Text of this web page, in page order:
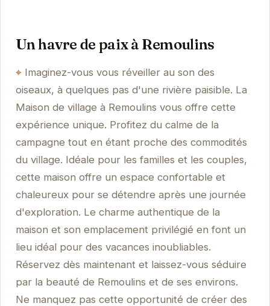
Un havre de paix à Remoulins
Imaginez-vous vous réveiller au son des
oiseaux, à quelques pas d'une rivière paisible. La
Maison de village à Remoulins vous offre cette
expérience unique. Profitez du calme de la
campagne tout en étant proche des commodités
du village. Idéale pour les familles et les couples,
cette maison offre un espace confortable et
chaleureux pour se détendre après une journée
d'exploration. Le charme authentique de la
maison et son emplacement privilégié en font un
lieu idéal pour des vacances inoubliables.
Réservez dès maintenant et laissez-vous séduire
par la beauté de Remoulins et de ses environs.
Ne manquez pas cette opportunité de créer des